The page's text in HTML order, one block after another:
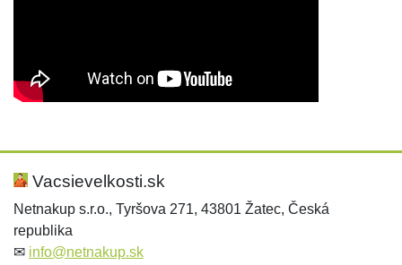
Hodnotenie:
Meno:*
Meno:
E-mail:*
Vacsievelkosti.sk
Netnakup s.r.o., Tyršova 271, 43801 Žatec, Česká
republika
✉ info@netnakup.sk